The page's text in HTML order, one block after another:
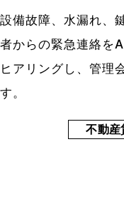
設備故障、水漏れ、
者からの緊急連絡を
ヒアリングし、管理
す。
不動産